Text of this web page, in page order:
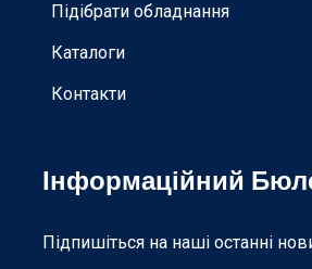
Підібрати обладнання
Каталоги
Контакти
Інформаційний
Підпишіться на наші останні